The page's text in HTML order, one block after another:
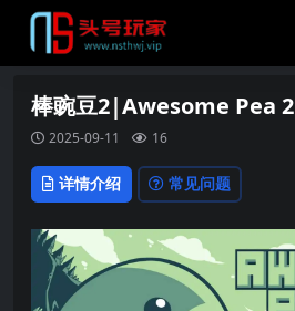
棒豌豆2|Awesome Pea 2
2025-09-11 16
详情介绍 常见问题